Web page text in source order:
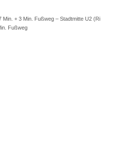
Min. + 3 Min. Fußweg – Stadtmitte U2 (Ri
Fußweg